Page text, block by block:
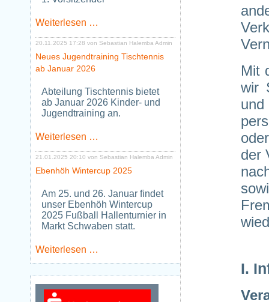
Weiterlesen …
Mitgliederversammlung
2025
20.11.2025 17:28 von Sebastian Halemba Admin
Neues Jugendtraining Tischtennis
ab Januar 2026
Abteilung Tischtennis bietet
ab Januar 2026 Kinder- und
Jugendtraining an.
Weiterlesen …
Tischtennis
ab
2026
21.01.2025 20:10 von Sebastian Halemba Admin
Ebenhöh Wintercup 2025
Am 25. und 26. Januar findet
unser Ebenhöh Wintercup
2025 Fußball Hallenturnier in
Markt Schwaben statt.
Weiterlesen …
Mit
wir
der
I.